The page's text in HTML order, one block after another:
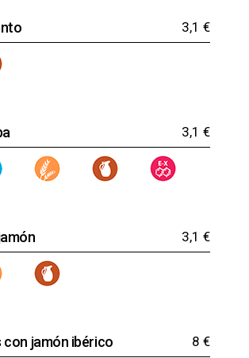
3,1 €
3,1 €
3,1 €
jamón ibérico 8 €